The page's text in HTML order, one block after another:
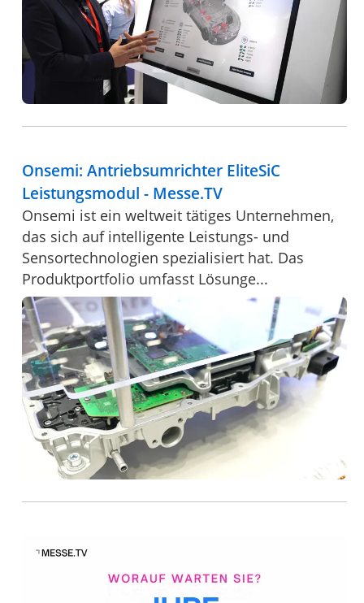
Onsemi: Antriebsumrichter EliteSiC
Leistungsmodul - Messe.TV
Onsemi ist ein weltweit tätiges Unternehmen,
das sich auf intelligente Leistungs- und
Sensortechnologien spezialisiert hat. Das
Produktportfolio umfasst Lösunge...